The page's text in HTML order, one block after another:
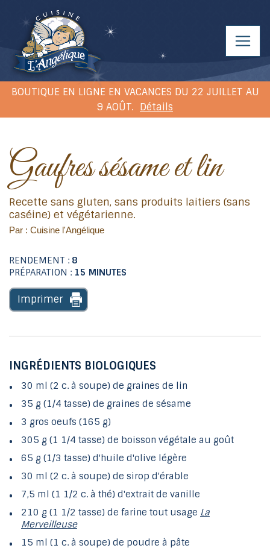
BOUTIQUE EN LIGNE EN VACANCES DU 22 JUILLET AU
9 AOÛT. Détails
Gaufres sésame et lin
Recette sans gluten, sans produits laitiers (sans
caséine) et végétarienne.
Par : Cuisine l'Angélique
RENDEMENT : 8
PRÉPARATION : 15 MINUTES
Imprimer
INGRÉDIENTS BIOLOGIQUES
30 ml (2 c. à soupe) de graines de lin
35 g (1/4 tasse) de graines de sésame
3 gros oeufs (165 g)
305 g (1 1/4 tasse) de boisson végétale au goût
65 g (1/3 tasse) d'huile d'olive légère
30 ml (2 c. à soupe) de sirop d'érable
7,5 ml (1 1/2 c. à thé) d'extrait de vanille
210 g (1 1/2 tasse) de farine tout usage La
Merveilleuse
15 ml (1 c. à soupe) de poudre à pâte